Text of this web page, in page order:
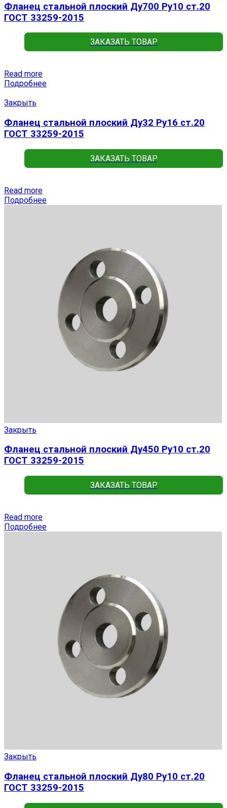
Фланец стальной плоский Ду700 Ру10 ст.20
ГОСТ 33259-2015
ЗАКАЗАТЬ ТОВАР
Read more
Подробнее
Закрыть
Фланец стальной плоский Ду32 Ру16 ст.20
ГОСТ 33259-2015
ЗАКАЗАТЬ ТОВАР
Read more
Подробнее
Закрыть
Фланец стальной плоский Ду450 Ру10 ст.20
ГОСТ 33259-2015
ЗАКАЗАТЬ ТОВАР
Read more
Подробнее
Закрыть
Фланец стальной плоский Ду80 Ру10 ст.20
ГОСТ 33259-2015